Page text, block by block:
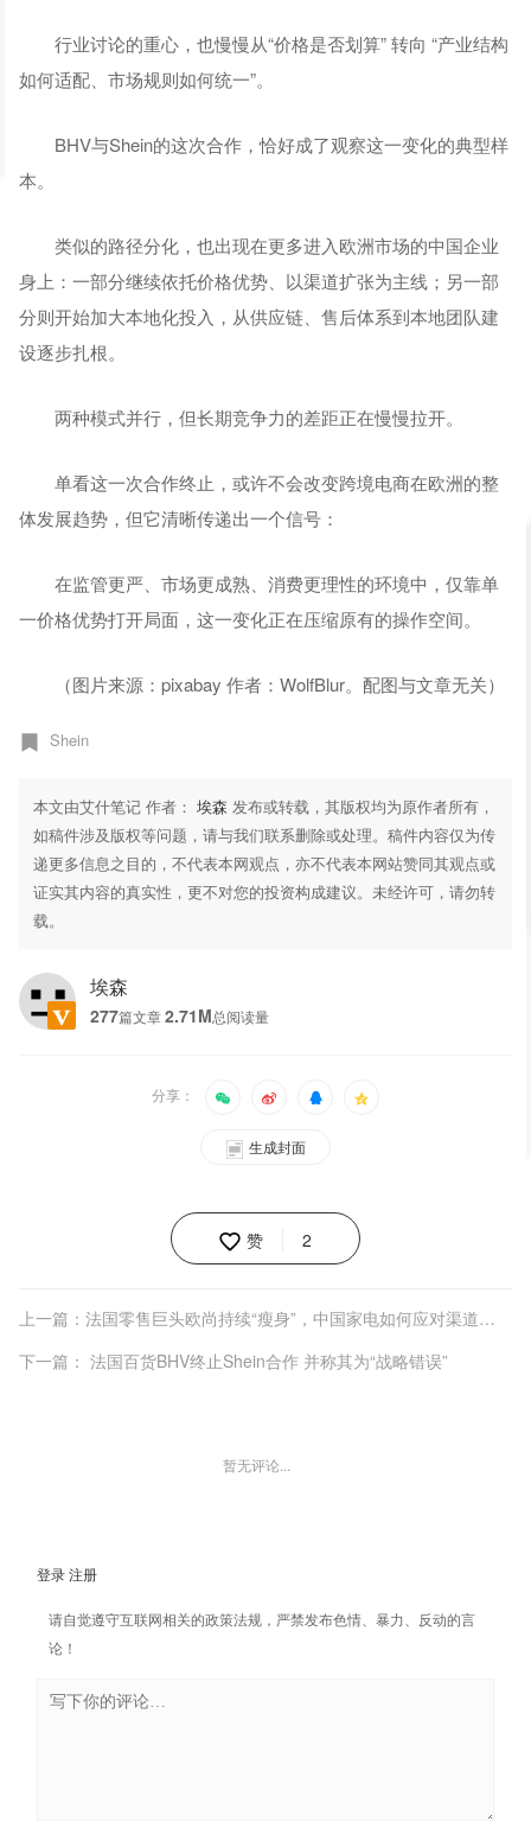
行业讨论的重心，也慢慢从“价格是否划算” 转向 “产业结构
如何适配、市场规则如何统一”。
BHV与Shein的这次合作，恰好成了观察这一变化的典型样
本。
类似的路径分化，也出现在更多进入欧洲市场的中国企业
身上：一部分继续依托价格优势、以渠道扩张为主线；另一部
分则开始加大本地化投入，从供应链、售后体系到本地团队建
设逐步扎根。
两种模式并行，但长期竞争力的差距正在慢慢拉开。
单看这一次合作终止，或许不会改变跨境电商在欧洲的整
体发展趋势，但它清晰传递出一个信号：
在监管更严、市场更成熟、消费更理性的环境中，仅靠单
一价格优势打开局面，这一变化正在压缩原有的操作空间。
（图片来源：pixabay 作者：WolfBlur。配图与文章无关）
Shein
本文由艾什笔记 作者：埃森 发布或转载，其版权均为原作者所有，
如稿件涉及版权等问题，请与我们联系删除或处理。稿件内容仅为传
递更多信息之目的，不代表本网观点，亦不代表本网站赞同其观点或
证实其内容的真实性，更不对您的投资构成建议。未经许可，请勿转
载。
埃森
277篇文章 2.71M总阅读量
分享：
生成封面
赞 2
上一篇：法国零售巨头欧尚持续“瘦身”，中国家电如何应对渠道重构？
下一篇： 法国百货BHV终止Shein合作 并称其为“战略错误”
暂无评论...
登录 注册
请自觉遵守互联网相关的政策法规，严禁发布色情、暴力、反动的言
论！